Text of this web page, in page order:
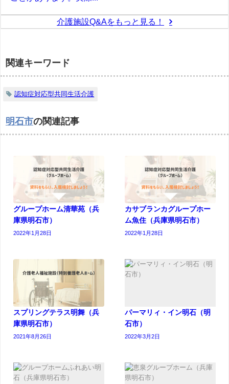
介護施設Q&Aをもっと見る！
関連キーワード
認知症対応型共同生活介護
明石市の関連記事
グループホーム清華苑（兵
庫県明石市）
2022年1月28日
カサブランカグループホー
ム魚住（兵庫県明石市）
2022年1月28日
スプリングテラス明舞（兵
庫県明石市）
2021年8月26日
パーマリィ・イン明石（明
石市）
2022年3月2日